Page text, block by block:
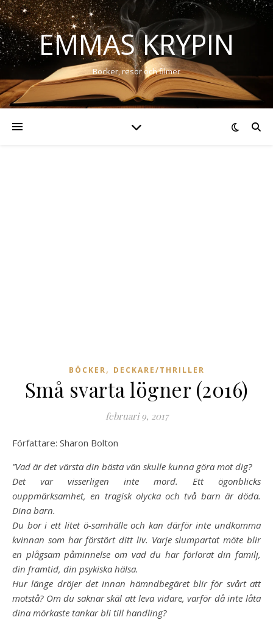
EMMAS KRYPIN
Böcker, resor och filmer
BÖCKER, DECKARE/THRILLER
Små svarta lögner (2016)
februari 9, 2017
Författare: Sharon Bolton
”Vad är det värsta din bästa vän skulle kunna göra mot dig?
Det var visserligen inte mord. Ett ögonblicks
ouppmärksamhet, en tragisk olycka och två barn är döda.
Dina barn.
Du bor i ett litet ö-samhälle och kan därför inte undkomma
kvinnan som har förstört ditt liv. Varje slumpartat möte blir
en plågsam påminnelse om vad du har förlorat din familj,
din framtid, din psykiska hälsa.
Hur länge dröjer det innan hämndbegäret blir för svårt att
motstå? Om du saknar skäl att leva vidare, varför då inte låta
dina mörkaste tankar bli till handling?